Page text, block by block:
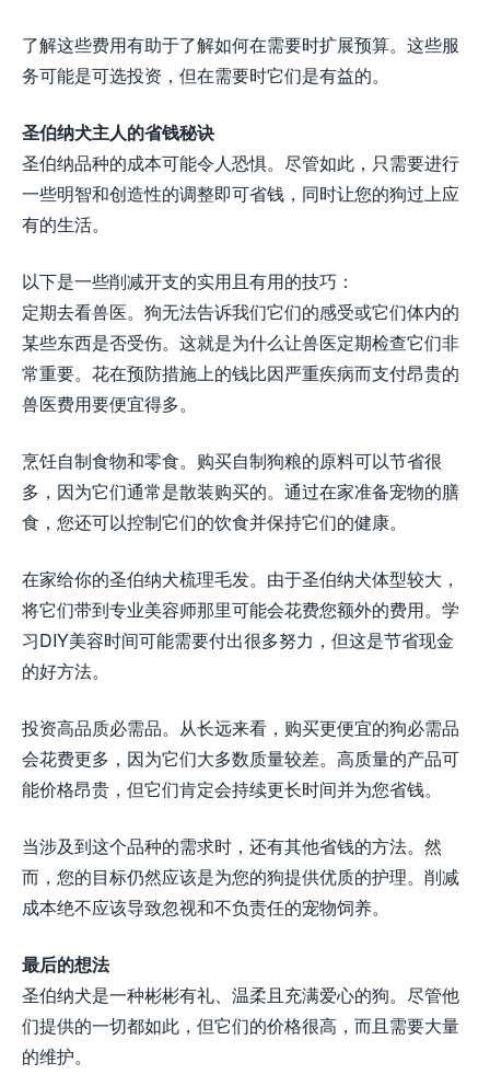
了解这些费用有助于了解如何在需要时扩展预算。这些服
务可能是可选投资，但在需要时它们是有益的。
圣伯纳犬主人的省钱秘诀
圣伯纳品种的成本可能令人恐惧。尽管如此，只需要进行
一些明智和创造性的调整即可省钱，同时让您的狗过上应
有的生活。
以下是一些削减开支的实用且有用的技巧：
定期去看兽医。狗无法告诉我们它们的感受或它们体内的
某些东西是否受伤。这就是为什么让兽医定期检查它们非
常重要。花在预防措施上的钱比因严重疾病而支付昂贵的
兽医费用要便宜得多。
烹饪自制食物和零食。购买自制狗粮的原料可以节省很
多，因为它们通常是散装购买的。通过在家准备宠物的膳
食，您还可以控制它们的饮食并保持它们的健康。
在家给你的圣伯纳犬梳理毛发。由于圣伯纳犬体型较大，
将它们带到专业美容师那里可能会花费您额外的费用。学
习DIY美容时间可能需要付出很多努力，但这是节省现金
的好方法。
投资高品质必需品。从长远来看，购买更便宜的狗必需品
会花费更多，因为它们大多数质量较差。高质量的产品可
能价格昂贵，但它们肯定会持续更长时间并为您省钱。
当涉及到这个品种的需求时，还有其他省钱的方法。然
而，您的目标仍然应该是为您的狗提供优质的护理。削减
成本绝不应该导致忽视和不负责任的宠物饲养。
最后的想法
圣伯纳犬是一种彬彬有礼、温柔且充满爱心的狗。尽管他
们提供的一切都如此，但它们的价格很高，而且需要大量
的维护。